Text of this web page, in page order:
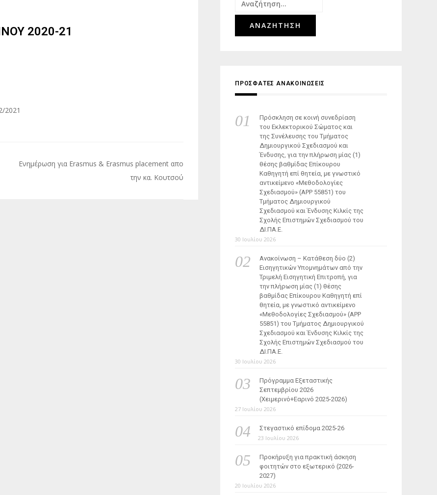
2020-21
Ενημέρωση για Erasmus & Erasmus placement απο
την κα. Κουτσού
για:
ΠΡΟΣΦΑΤΕΣ ΑΝΑΚΟΙΝΩΣΕΙΣ
Πρόσκληση σε κοινή συνεδρίαση
του Εκλεκτορικού Σώματος και
της Συνέλευσης του Τμήματος
Δημιουργικού Σχεδιασμού και
Ένδυσης, για την πλήρωση μίας (1)
θέσης βαθμίδας Επίκουρου
Καθηγητή επί θητεία, με γνωστικό
αντικείμενο «Μεθοδολογίες
Σχεδιασμού» (ΑΡΡ 55851) του
Τμήματος Δημιουργικού
Σχεδιασμού και Ένδυσης Κιλκίς της
Σχολής Επιστημών Σχεδιασμού του
ΔΙ.ΠΑ.Ε.
30 Ιουλίου 2026
Ανακοίνωση – Κατάθεση δύο (2)
Εισηγητικών Υπομνημάτων από την
Τριμελή Εισηγητική Επιτροπή, για
την πλήρωση μίας (1) θέσης
βαθμίδας Επίκουρου Καθηγητή επί
θητεία, με γνωστικό αντικείμενο
«Μεθοδολογίες Σχεδιασμού» (ΑΡΡ
55851) του Τμήματος Δημιουργικού
Σχεδιασμού και Ένδυσης Κιλκίς της
Σχολής Επιστημών Σχεδιασμού του
ΔΙ.ΠΑ.Ε.
30 Ιουλίου 2026
Πρόγραμμα Εξεταστικής
Σεπτεμβρίου 2026
(Χειμερινό+Εαρινό 2025-2026)
27 Ιουλίου 2026
Στεγαστικό επίδομα 2025-26
23 Ιουλίου 2026
Προκήρυξη για πρακτική άσκηση
φοιτητών στο εξωτερικό (2026-
2027)
20 Ιουλίου 2026